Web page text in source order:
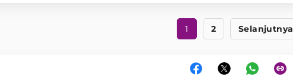
1 2 Selanjutnya